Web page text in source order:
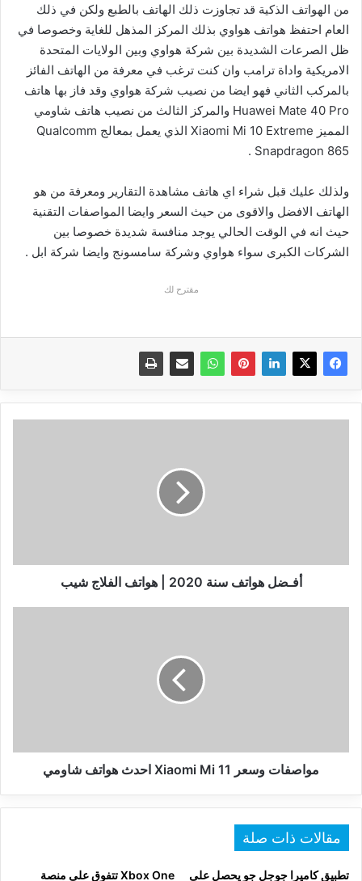
من الهواتف الذكية قد تجاوزت ذلك الهاتف بالطبع ولكن في ذلك
العام احتفظ هواتف هواوي بذلك المركز المذهل للغاية وخصوصا في
ظل الصرعات الشديدة بين شركة هواوي وبين الولايات المتحدة
الامريكية واداة ترامب وان كنت ترغب في معرفة من الهاتف الفائز
بالمركب الثاني فهو ايضا من نصيب شركة هواوي وقد فاز بها هاتف
Huawei Mate 40 Pro والمركز الثالث من نصيب هاتف شاومي
المميز Xiaomi Mi 10 Extreme الذي يعمل بمعالج Qualcomm
Snapdragon 865 .
ولذلك عليك قبل شراء اي هاتف مشاهدة التقارير ومعرفة من هو
الهاتف الافضل والاقوى من حيث السعر وايضا المواصفات التقنية
حيث انه في الوقت الحالي يوجد منافسة شديدة خصوصا بين
الشركات الكبرى سواء هواوي وشركة سامسونج وايضا شركة ابل .
مقترح لك
أفـضل هواتف سنة 2020 | هواتف الفلاج شيب
مواصفات وسعر Xiaomi Mi 11 احدث هواتف شاومي
مقالات ذات صلة
تطبيق كاميرا جوجل جو يحصل على Xbox One تتفوق على منصة